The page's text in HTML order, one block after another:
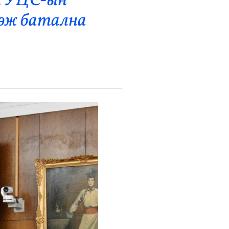
батална